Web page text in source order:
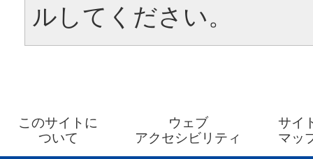
ルしてください。
このサイトに
ついて
ウェブ
アクセシビリティ
サイ
マッ